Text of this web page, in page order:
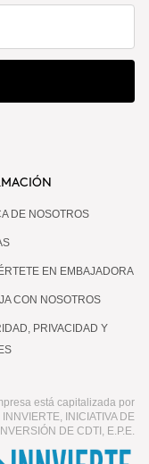
DE NOSOTROS
EN EMBAJADORA
CON NOSOTROS
PRIVACIDAD Y
está capitalizada por
INNVIERTE, INICIATIVA DE
INVERSIÓN DE CDTI, E.P.E.